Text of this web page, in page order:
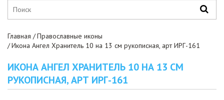
Главная
Православные иконы
Икона Ангел Хранитель 10 на 13 см рукописная, арт ИРГ-161
ИКОНА АНГЕЛ ХРАНИТЕЛЬ 10 НА 13 СМ
РУКОПИСНАЯ, АРТ ИРГ-161